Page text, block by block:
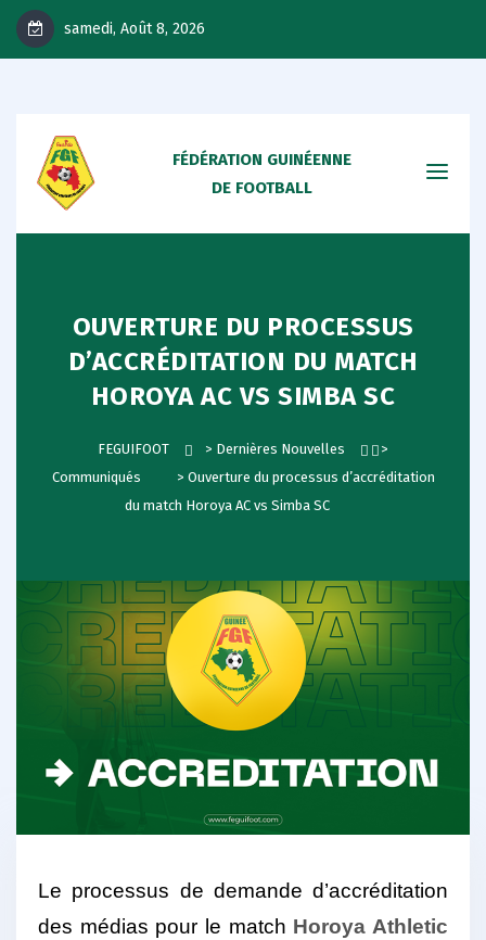
samedi, Août 8, 2026
FÉDÉRATION GUINÉENNE
DE FOOTBALL
OUVERTURE DU PROCESSUS
D’ACCRÉDITATION DU MATCH
HOROYA AC VS SIMBA SC
FEGUIFOOT > Dernières Nouvelles
>
Communiqués
> Ouverture du processus d’accréditation
du match Horoya AC vs Simba SC
Le processus de demande d’accréditation
des médias pour le match Horoya Athletic